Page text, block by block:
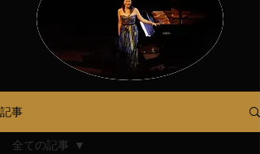
記事
全ての記事